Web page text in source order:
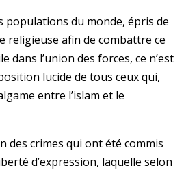
populations du monde, épris de
religieuse afin de combattre ce
l’union des forces, ce n’est
lucide de tous ceux qui,
entre l’islam et le
des crimes qui ont été commis
d’expression, laquelle selon